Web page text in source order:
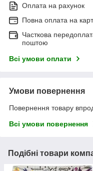
Оплата на рахунок
Повна оплата на
Часткова
поштою
Всі умови оплати
Умови повернення
Повернення товару
Всі умови повернення
Подібні товари